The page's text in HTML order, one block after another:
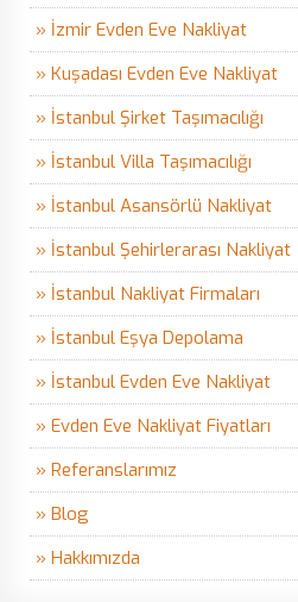
» İzmir Evden Eve Nakliyat
» Kuşadası Evden Eve Nakliyat
» İstanbul Şirket Taşımacılığı
» İstanbul Villa Taşımacılığı
» İstanbul Asansörlü Nakliyat
» İstanbul Şehirlerarası Nakliyat
» İstanbul Nakliyat Firmaları
» İstanbul Eşya Depolama
» İstanbul Evden Eve Nakliyat
» Evden Eve Nakliyat Fiyatları
» Referanslarımız
» Blog
» Hakkımızda